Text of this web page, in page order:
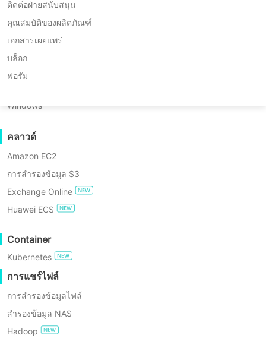
การตรวจสอบการกู้คืนระบบปฏิบัติการ
ความปลอดภัยของข้อมูล
สำรองข้อมูลไปยังคลาวด์
การปฏิบัติตาม GDPR
FusionOne Compute
Windows
คลาวด์
Amazon EC2
การสำรองข้อมูล S3
Exchange Online
Huawei ECS
Container
Kubernetes
การแชร์ไฟล์
การสำรองข้อมูลไฟล์
สำรองข้อมูล NAS
Hadoop
ติดต่อฝ่ายสนับสนุน
คุณสมบัติของผลิตภัณฑ์
เอกสารเผยแพร่
บล็อก
ฟอรัม
ภาพรวม
Sangfor HCI เป็นการรวมคอมพิวเตอร์เสมือ
การจัดเก็บข้อมูล และเครือข่ายเข้าไว้ด้วยกัน
เป็นทรัพยากรรวมสำหรับผู้ใช้งานธุรกิจในกา
ติดตั้งศูนย์ข้อมูลธุรกิจที่เรียบง่ายยิ่งขึ้น โดย
Vinchin Backup & Recovery ยังคงเพิ่มควา
เรียบง่ายดังนั้นเป็นผู้ช่วยที่น่าเชื่อถือในการรัก
ความปลอดภัยข้อมูลจากภายนอกเพื่อเสริมสร้
สภาพแวดล้อม Sangfor HCI ของคุณ ด้วยคว
เข้ากันได้สูงและคุณสมบัติการสำรองข้อมูลแล
คืน VM ที่เป็นนวัตกรรมที่ยอดเยี่ยมที่สุดในโล